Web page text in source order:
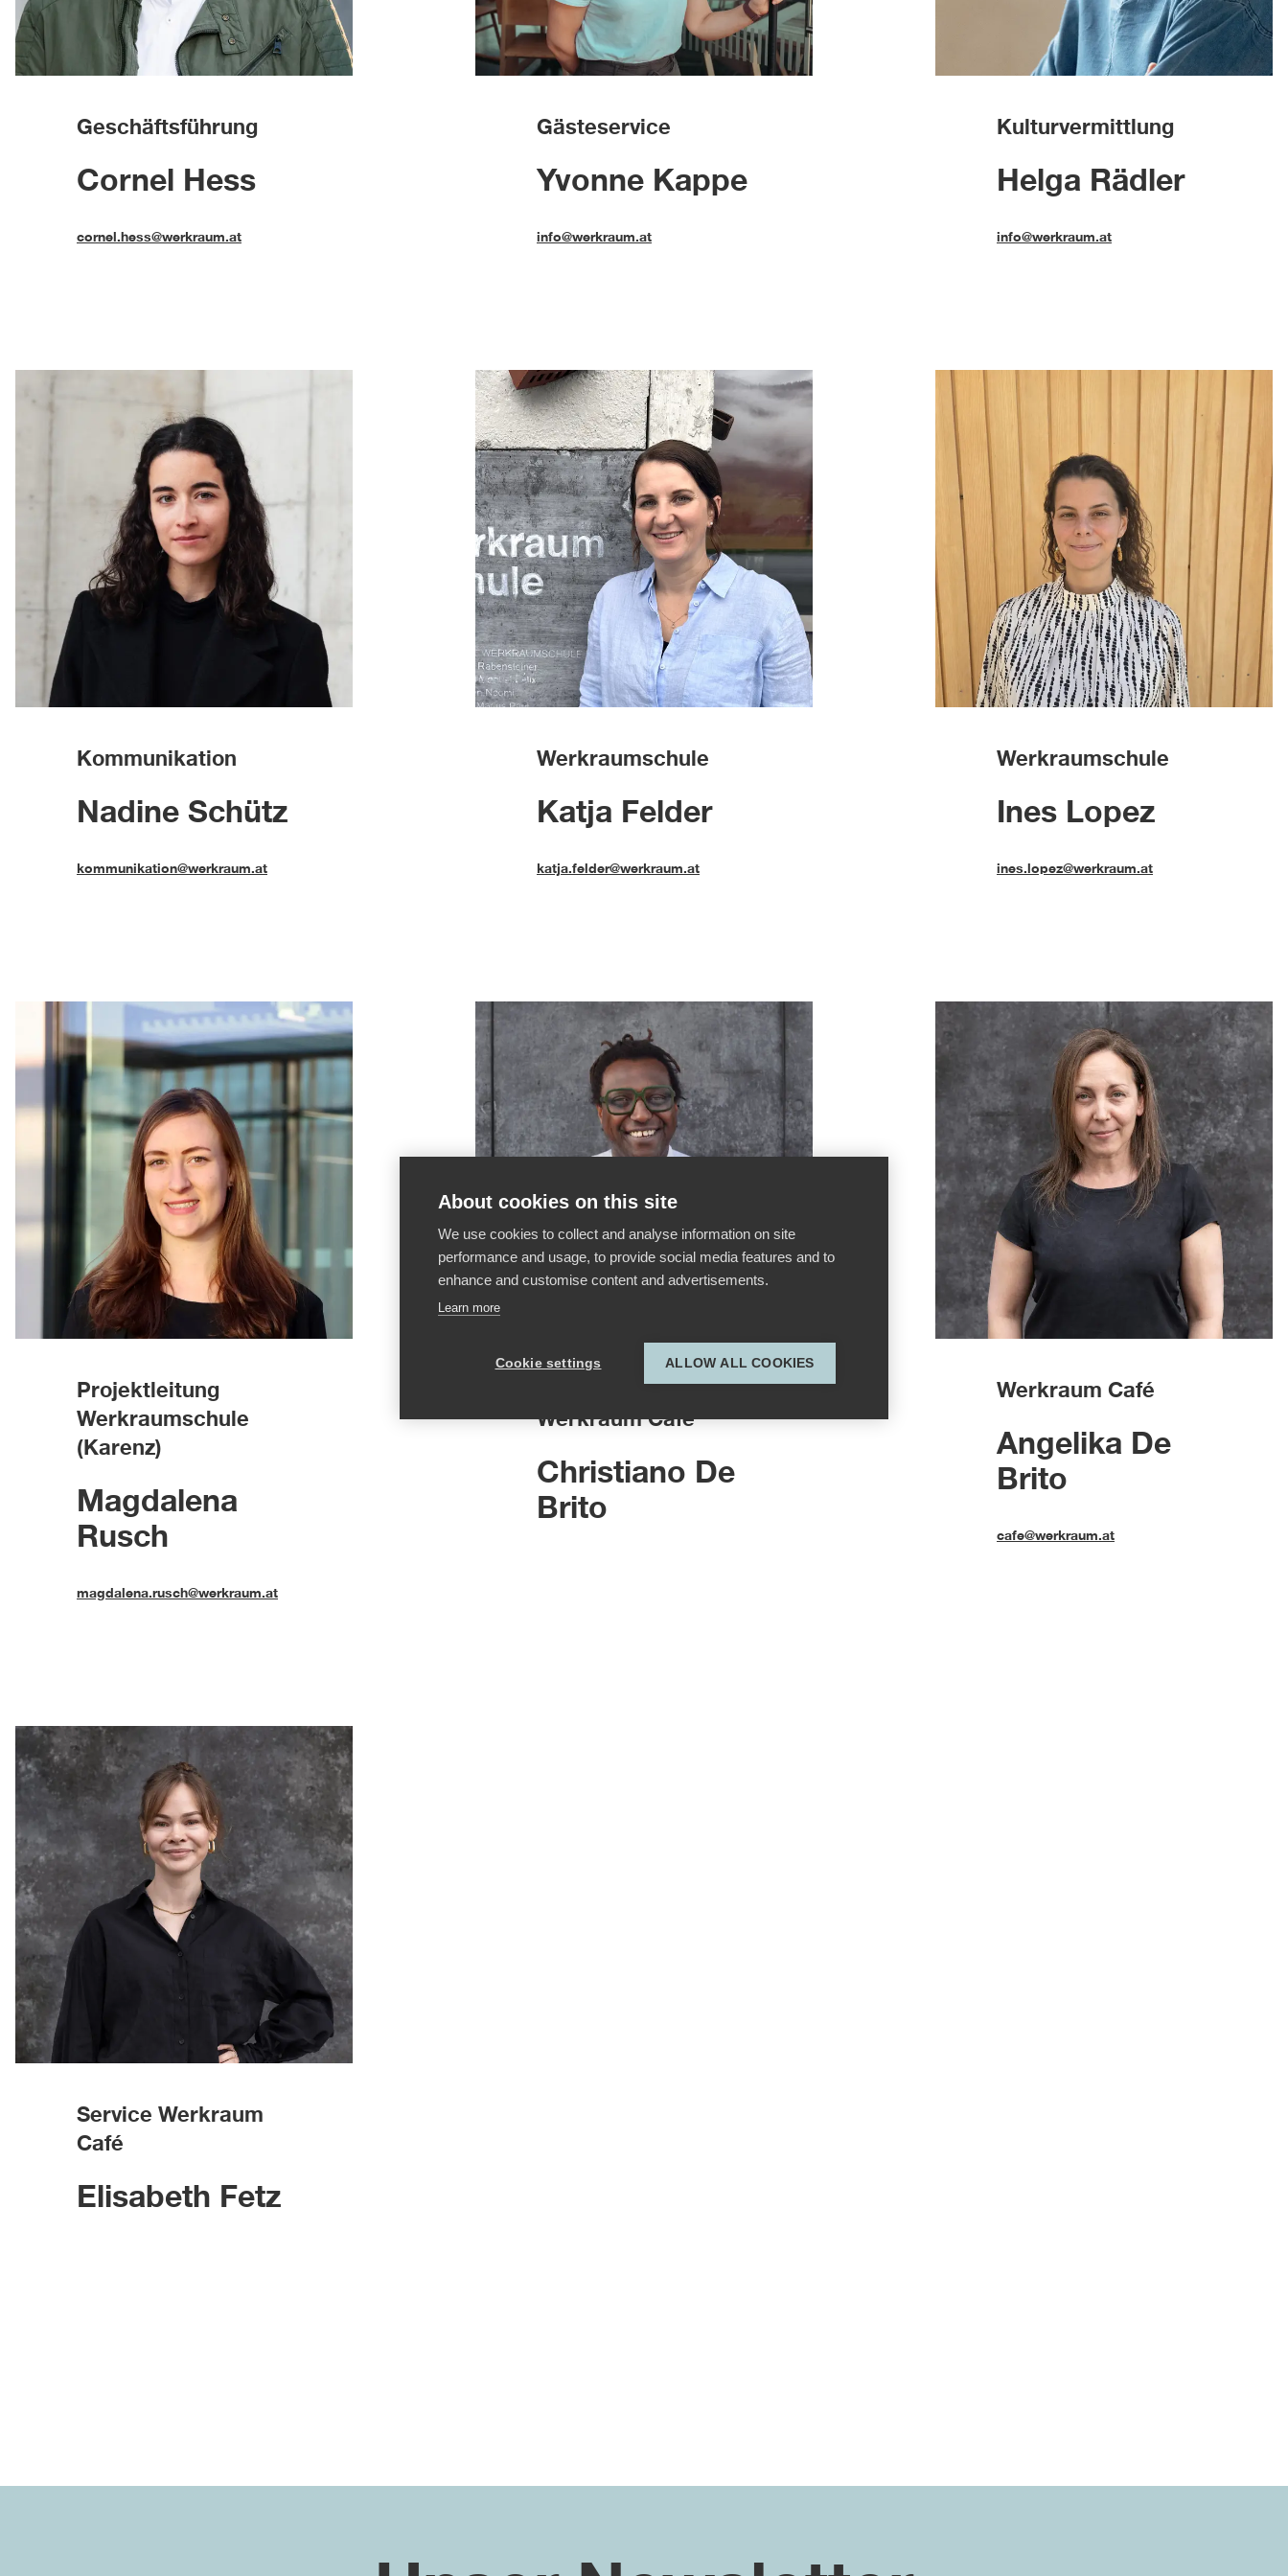
Geschäftsführung
Cornel Hess
cornel.hess@werkraum.at
Gästeservice
Yvonne Kappe
info@werkraum.at
Kulturvermittlung
Helga Rädler
info@werkraum.at
Kommunikation
Nadine Schütz
kommunikation@werkraum.at
Werkraumschule
Katja Felder
katja.felder@werkraum.at
Werkraumschule
Ines Lopez
ines.lopez@werkraum.at
Projektleitung
Werkraumschule
(Karenz)
Magdalena
Rusch
magdalena.rusch@werkraum.at
Küchenchef
Werkraum Café
Christiano De
Brito
Werkraum Café
Angelika De
Brito
cafe@werkraum.at
Service Werkraum
Café
Elisabeth Fetz
About cookies on this site
We use cookies to collect and analyse information on site
performance and usage, to provide social media features and to
enhance and customise content and advertisements.
Learn more
Cookie settings ALLOW ALL COOKIES